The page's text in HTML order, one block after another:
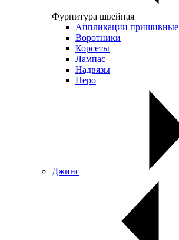
Фурнитура швейная
Аппликации пришивные
Воротники
Корсеты
Лампас
Надвязы
Перо
Джинс